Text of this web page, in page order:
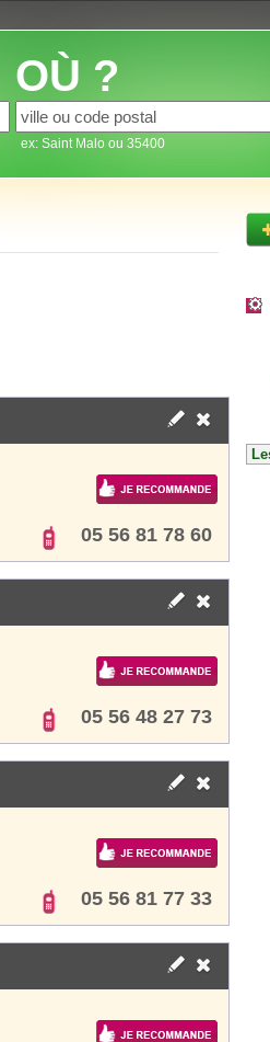
OÙ ?
ex: Saint Malo ou 35400
05 56 81 78 60
05 56 48 27 73
05 56 81 77 33